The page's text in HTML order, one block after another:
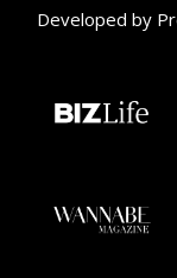
Developed by